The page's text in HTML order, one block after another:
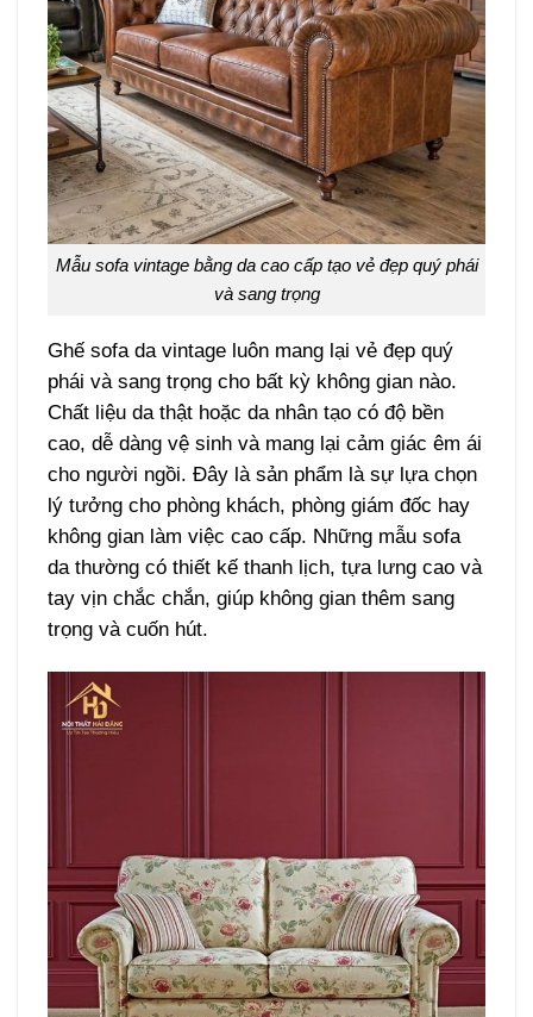
Mẫu sofa vintage bằng da cao cấp tạo vẻ đẹp quý phái
và sang trọng
Ghế sofa da vintage luôn mang lại vẻ đẹp quý
phái và sang trọng cho bất kỳ không gian nào.
Chất liệu da thật hoặc da nhân tạo có độ bền
cao, dễ dàng vệ sinh và mang lại cảm giác êm ái
cho người ngồi. Đây là sản phẩm là sự lựa chọn
lý tưởng cho phòng khách, phòng giám đốc hay
không gian làm việc cao cấp. Những mẫu sofa
da thường có thiết kế thanh lịch, tựa lưng cao và
tay vịn chắc chắn, giúp không gian thêm sang
trọng và cuốn hút.